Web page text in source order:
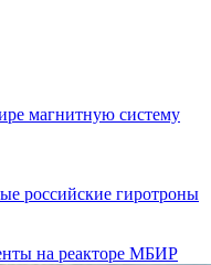
магнитную систему
российские гиротроны
на реакторе МБИР